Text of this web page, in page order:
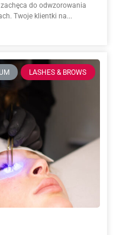
do odwzorowania
Twoje klientki na...
LASHES & BROWS